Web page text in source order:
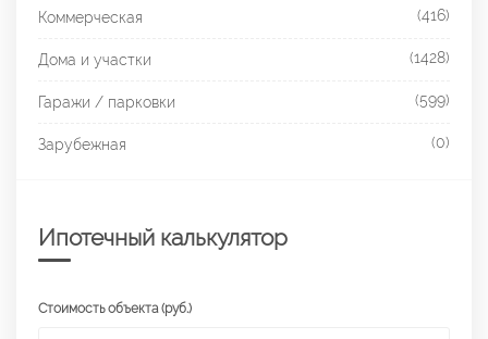
Коммерческая (416)
Дома и участки (1428)
Гаражи / парковки (599)
Зарубежная (0)
Ипотечный калькулятор
Стоимость объекта (руб.)